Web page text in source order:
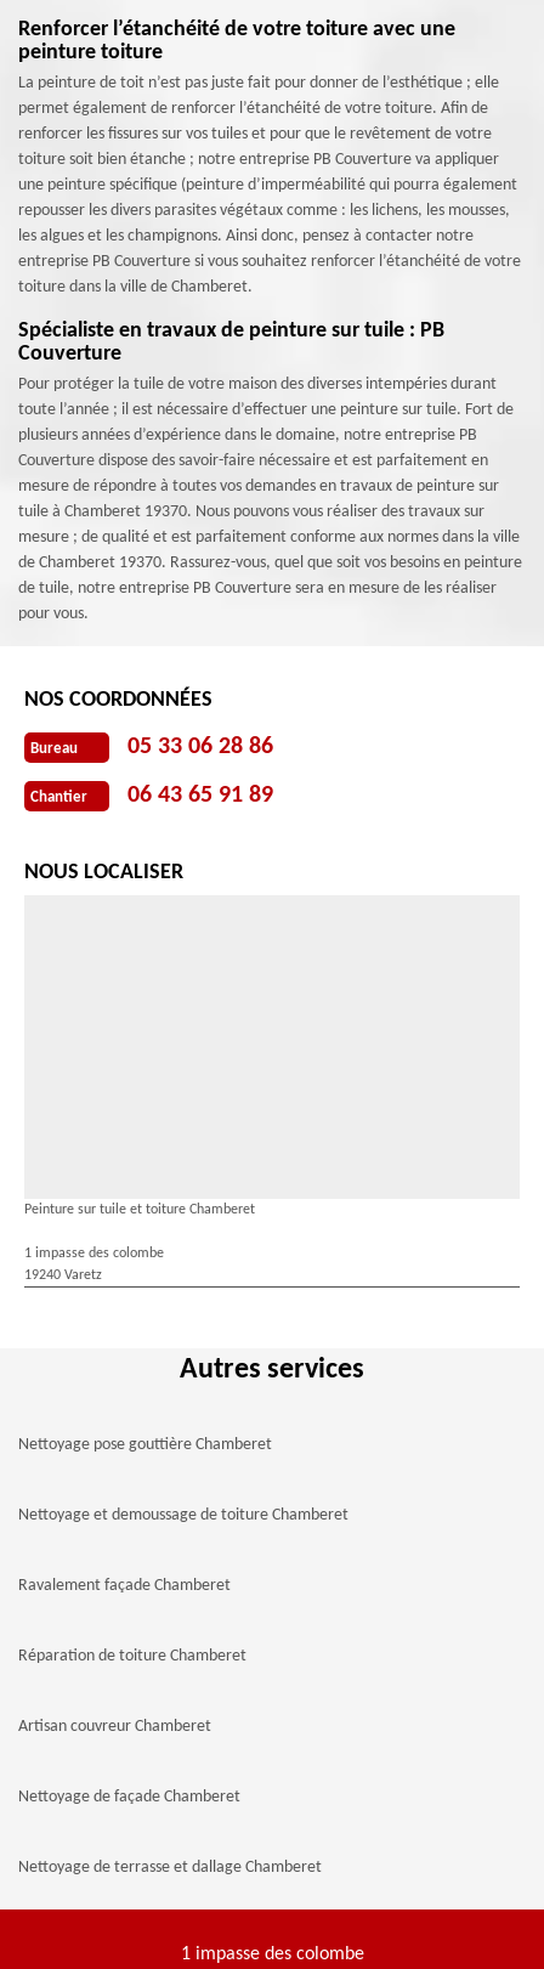
Renforcer l’étanchéité de votre toiture avec une
peinture toiture
La peinture de toit n’est pas juste fait pour donner de l’esthétique ; elle
permet également de renforcer l’étanchéité de votre toiture. Afin de
renforcer les fissures sur vos tuiles et pour que le revêtement de votre
toiture soit bien étanche ; notre entreprise PB Couverture va appliquer
une peinture spécifique (peinture d’imperméabilité qui pourra également
repousser les divers parasites végétaux comme : les lichens, les mousses,
les algues et les champignons. Ainsi donc, pensez à contacter notre
entreprise PB Couverture si vous souhaitez renforcer l’étanchéité de votre
toiture dans la ville de Chamberet.
Spécialiste en travaux de peinture sur tuile : PB
Couverture
Pour protéger la tuile de votre maison des diverses intempéries durant
toute l’année ; il est nécessaire d’effectuer une peinture sur tuile. Fort de
plusieurs années d’expérience dans le domaine, notre entreprise PB
Couverture dispose des savoir-faire nécessaire et est parfaitement en
mesure de répondre à toutes vos demandes en travaux de peinture sur
tuile à Chamberet 19370. Nous pouvons vous réaliser des travaux sur
mesure ; de qualité et est parfaitement conforme aux normes dans la ville
de Chamberet 19370. Rassurez-vous, quel que soit vos besoins en peinture
de tuile, notre entreprise PB Couverture sera en mesure de les réaliser
pour vous.
NOS COORDONNÉES
Bureau 05 33 06 28 86
Chantier 06 43 65 91 89
NOUS LOCALISER
Peinture sur tuile et toiture Chamberet
1 impasse des colombe
19240 Varetz
Autres services
Nettoyage pose gouttière Chamberet
Nettoyage et demoussage de toiture Chamberet
Ravalement façade Chamberet
Réparation de toiture Chamberet
Artisan couvreur Chamberet
Nettoyage de façade Chamberet
Nettoyage de terrasse et dallage Chamberet
1 impasse des colombe